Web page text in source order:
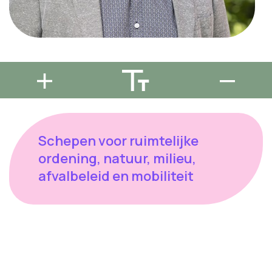
Schepen voor ruimtelijke
ordening, natuur, milieu,
afvalbeleid en mobiliteit